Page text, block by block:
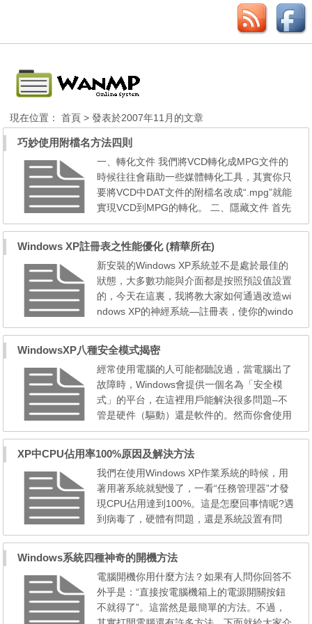
現在位置：首頁 > 發表於2007年11月的文章
巧妙使用附檔名方法四則
一、轉化文件 我們將VCD轉化成MPG文件的
時候往往會藉助一些媒體轉化工具，其實你只
要將VCD中DAT文件的附檔名改成“.mpg”就能
實現VCD到MPG的轉化。 二、隱藏文件 首先
你用WinRAR等壓縮軟體將文件加密、壓縮，
然後將這個壓縮文件的附檔名改成一個根本不
存在的檔案名稱，如“.abc”，這樣你打開“檔案
總管 ”後看到的是一個未知文件類型的文件，
當然也不會有任何的關聯程式...
Windows XP註冊表之性能優化 (精華所在)
新安裝的Windows XP系統並不是處於最佳的
狀態，大多數功能與介面都是按照預設值設置
的，今天在這裏，我將教大家如何通過改造wi
ndows XP的神經系統—註冊表，使你的windo
ws xp的性能更佳，更具個性化。 1、 加快開
機及關機速度 在[開始]–>[運行]–>鍵入[Regedi
t]–>[HKEY_CURRENT_USER]–>[Control Pa
nel]–>[Desktop]，將字串值[HungAppTimeou
t]的數值資...
WindowsXP八種安全模式揭密
經常使用電腦的人可能都聽說過，當電腦出了
故障時，Windows會提供一個名為「安全模
式」的平台，在這裡用戶能解決很多問題–不
管是硬件（驅動）還是軟件的。然而你會使用
這個安全模式麼？今天我們就來帶您認識一下
它的真面目 初識安全模式要進入安全模式，
只要在啟動時不停地按F8，就會出現選項菜
單，再用鍵盤上的上下光標鍵進行選擇即可進
入不同的啟動模式。選項菜單包括了以下幾
個： 1.安全...
XP中CPU佔用率100%原因及解決方法
我們在使用Windows XP作業系統的時候，用
著用著系統就變慢了，一看“任務管理器”才發
現CPU佔用達到100%。這是怎麼回事情呢?遇
到病毒了，硬體有問題，還是系統設置有問
題，在本文中筆者將從硬體，軟體和病毒三個
方面來講解系統資源佔用率為什麼會達到10
0%。 經常出現CPU佔用100%的情況，主要
問題可能發生在下面的某些方面: CPU佔用率
高的九種可能 1、防殺毒軟體造成故障 由於新
版的KV、金山、...
Windows系統四種神奇的開機方法
電腦開機你用什麼方法？如果有人問你回答不
外乎是：“直接按電腦機箱上的電源開關按鈕
不就得了”。這當然是最簡單的方法。不過，